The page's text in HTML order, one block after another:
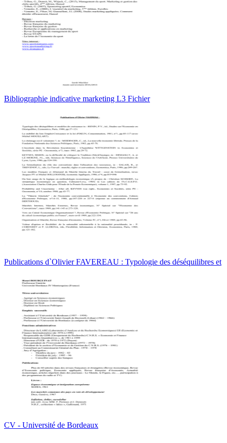
Bibliographie indicative marketing L3 Fichier
Publications d`Olivier FAVEREAU : Typologie des déséquilibres et
CV - Université de Bordeaux